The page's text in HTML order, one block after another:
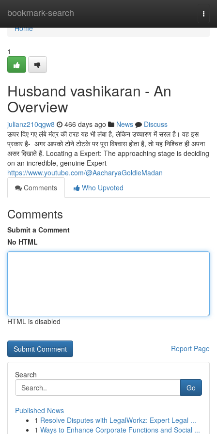
bookmark-search
Home
Home
1
Husband vashikaran - An
Overview
julianz210qgw8 466 days ago News
Discuss
ऊपर दिए गए लंबे मंत्र की तरह यह भी लंबा है, लेकिन उच्चारण में सरल है। वह इस
प्रकार है- अगर आपको टोने टोटके पर पूरा विश्वास होता है, तो यह निश्चित ही अपना
असर दिखाते हैं. Locating a Expert: The approaching stage is deciding
on an incredible, genuine Expert
https://www.youtube.com/@AacharyaGoldieMadan
Comments
Who Upvoted
Comments
Submit a Comment
No HTML
HTML is disabled
Report Page
Search
Go
Published News
1 Resolve Disputes with LegalWorkz: Expert Legal ...
1 Ways to Enhance Corporate Functions and Social ...